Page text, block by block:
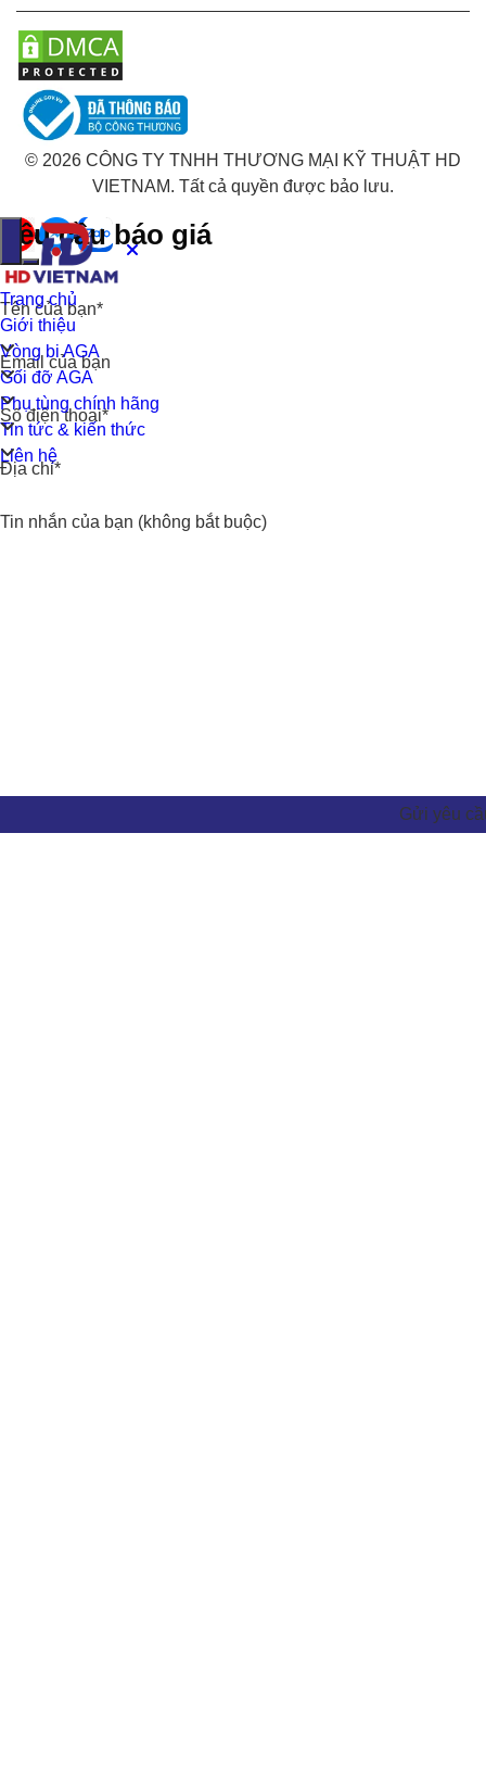
© 2026 CÔNG TY TNHH THƯƠNG MẠI KỸ THUẬT HD
VIETNAM. Tất cả quyền được bảo lưu.
Yêu cầu báo giá
Tên của bạn*
Email của bạn
Số điện thoại*
Địa chỉ*
Tin nhắn của bạn (không bắt buộc)
Trang chủ
Giới thiệu
Vòng bi AGA
Gối đỡ AGA
Phụ tùng chính hãng
Tin tức & kiến thức
Liên hệ